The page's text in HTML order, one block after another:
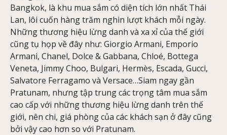
Bangkok, là khu mua sắm có diện tích lớn nhất Thái
Lan, lôi cuốn hàng trăm nghìn lượt khách mỗi ngày.
Những thương hiệu lừng danh và xa xỉ của thế giới
cũng tụ họp về đây như: Giorgio Armani, Emporio
Armani, Chanel, Dolce & Gabbana, Chloé, Bottega
Veneta, Jimmy Choo, Bulgari, Hermès, Escada, Gucci,
Salvatore Ferragamo và Versace…Siam ngay gần
Pratunam, nhưng tập trung các trọng tâm mua sắm
cao cấp với những thương hiệu lừng danh trên thế
giới, nên chi, giá phòng của các khách sạn ở đây cũng
bởi vậy cao hơn so với Pratunam.